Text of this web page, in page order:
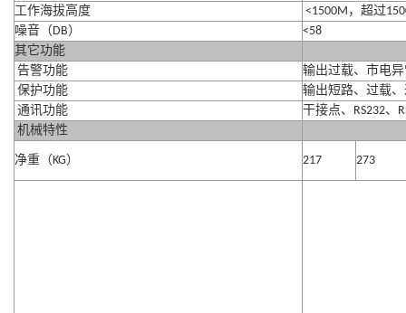
工作海拔高度
<1500M ，超过
噪音（DB）
<58
其它功能
告警功能
输出过载、市电
保护功能
输出短路、过载
通讯功能
干接点、 RS232、
机械特性
净重（KG） 217 273